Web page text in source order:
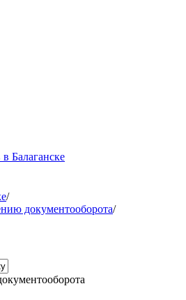
Балаганске
/
документооборота/